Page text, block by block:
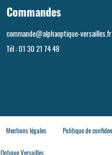
Commandes
commande@alphaoptique-versailles.fr
Tél :01 30 21 74 48
Mentions légales Politique de
Versailles.